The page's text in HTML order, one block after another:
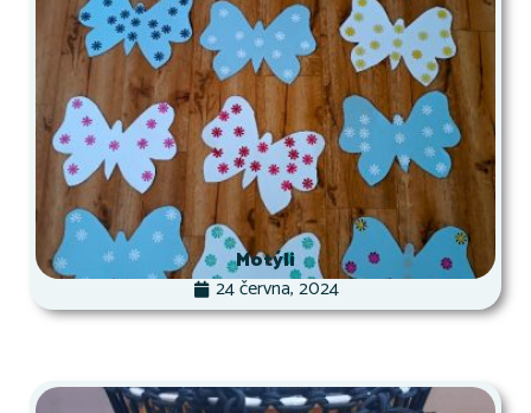
Motýli
24 června, 2024